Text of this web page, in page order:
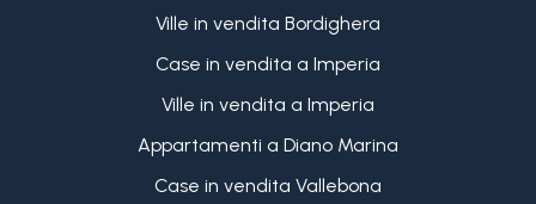
Ville in vendita Bordighera
Case in vendita a Imperia
Ville in vendita a Imperia
Appartamenti a Diano Marina
Case in vendita Vallebona